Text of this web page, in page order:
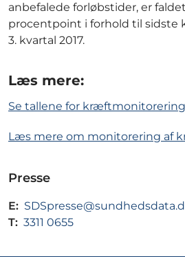
anbefalede forløbstider, er
procentpoint i forhold til sidste
3. kvartal 2017.
Læs mere:
Se tallene for
Læs mere om monitorering af
Presse
E:
T: 3311 0655